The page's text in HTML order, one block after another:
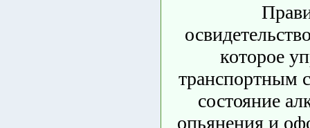
которое
транспортным
состояние
опьянения и